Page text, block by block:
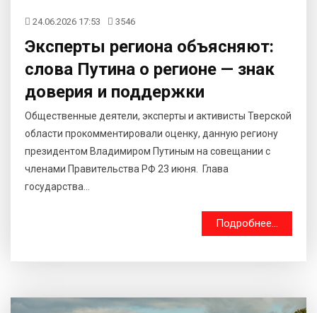
24.06.2026 17:53 3546
Эксперты региона объясняют:
слова Путина о регионе — знак
доверия и поддержки
Общественные деятели, эксперты и активисты Тверской
области прокомментировали оценку, данную региону
президентом Владимиром Путиным на совещании с
членами Правительства РФ 23 июня. Глава
государства...
Подробнее...